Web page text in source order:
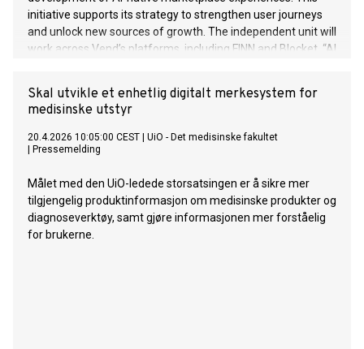
initiative supports its strategy to strengthen user journeys
and unlock new sources of growth. The independent unit will
work across Vend’s platforms, including FINN and Blocket. “AI
the industry,” said Christian Printzell Halvorsen, CEO of Vend.
Skal utvikle et enhetlig digitalt merkesystem for
medisinske utstyr
20.4.2026 10:05:00 CEST
UiO - Det medisinske fakultet
Pressemelding
Målet med den UiO-ledede storsatsingen er å sikre mer
tilgjengelig produktinformasjon om medisinske produkter og
diagnoseverktøy, samt gjøre informasjonen mer forståelig
for brukerne.